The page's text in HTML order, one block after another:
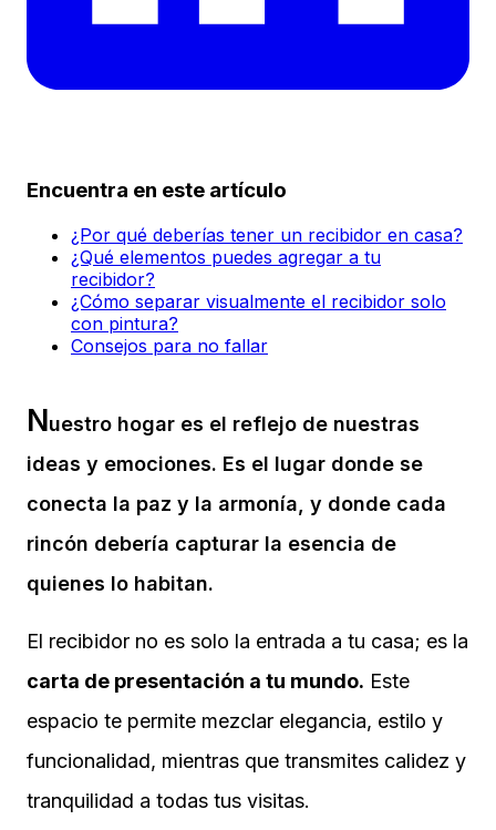
Nuestro hogar es el reflejo de nuestras
ideas y emociones. Es el lugar donde se
conecta la paz y la armonía, y donde cada
rincón debería capturar la esencia de
quienes lo habitan.
El recibidor no es solo la entrada a tu casa; es la
carta de presentación a tu mundo. Este
espacio te permite mezclar elegancia, estilo y
funcionalidad, mientras que transmites calidez y
tranquilidad a todas tus visitas.
Encuentra en este artículo
¿Por qué deberías tener un recibidor en casa?
¿Qué elementos puedes agregar a tu
recibidor?
¿Cómo separar visualmente el recibidor solo
con pintura?
Consejos para no fallar